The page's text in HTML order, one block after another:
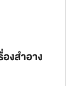
งสำอาง